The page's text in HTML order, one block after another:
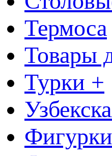
Термоса
Товары
Турки +